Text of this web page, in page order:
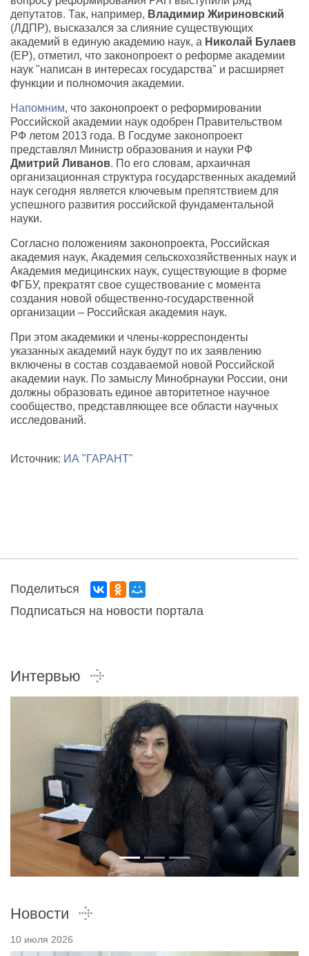
депутатов. Так, например, Владимир Жириновский
(ЛДПР), высказался за слияние существующих
академий в единую академию наук, а Николай Булаев
(ЕР), отметил, что законопроект о реформе академии
наук "написан в интересах государства" и расширяет
функции и полномочия академии.
Напомним, что законопроект о реформировании
Российской академии наук одобрен Правительством
РФ летом 2013 года. В Госдуме законопроект
представлял Министр образования и науки РФ
Дмитрий Ливанов. По его словам, архаичная
организационная структура государственных академий
наук сегодня является ключевым препятствием для
успешного развития российской фундаментальной
науки.
Согласно положениям законопроекта, Российская
академия наук, Академия сельскохозяйственных наук и
Академия медицинских наук, существующие в форме
ФГБУ, прекратят свое существование с момента
создания новой общественно-государственной
организации – Российская академия наук.
При этом академики и члены-корреспонденты
указанных академий наук будут по их заявлению
включены в состав создаваемой новой Российской
академии наук. По замыслу Минобрнауки России, они
должны образовать единое авторитетное научное
сообщество, представляющее все области научных
исследований.
Источник: ИА "ГАРАНТ"
Поделиться
Подписаться на новости портала
Интервью
Новости
10 июля 2026